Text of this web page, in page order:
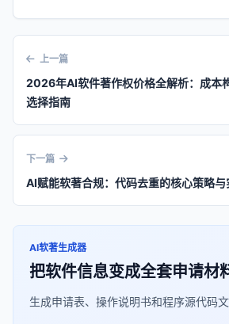
上一篇
2026年AI软件著作权价格全解析：成本
选择指南
下一篇
AI赋能软著合规：代码去重的核心策略与
AI软著生成器
把软件信息变成全套申请材
生成申请表、操作说明书和程序源代码文